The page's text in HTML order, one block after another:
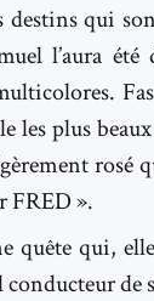
destins qui
l’aura
les plus
rosé
FRED ».
quête qui,
de